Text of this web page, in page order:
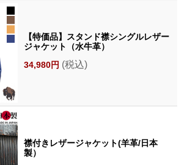
【特価品】スタンド襟シングルレザー
ジャケット（水牛革）
34,980円 (税込)
襟付きレザージャケット(羊革/日本
製）